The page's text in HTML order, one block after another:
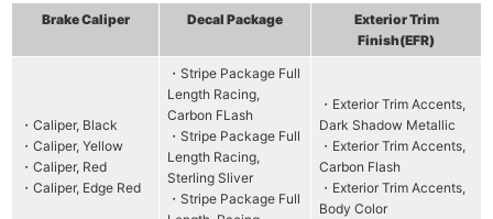
Brake Caliper Decal Package
Exterior Trim
Finish(EFR)
・Caliper, Black
・Caliper, Yellow
・Caliper, Red
・Caliper, Edge Red
・Stripe Package Full
Length Racing,
Carbon FLash
・Stripe Package Full
Length Racing,
Sterling Sliver
・Stripe Package Full
・Exterior Trim Accents,
Dark Shadow Metallic
・Exterior Trim Accents,
Carbon Flash
・Exterior Trim Accents,
Body Color